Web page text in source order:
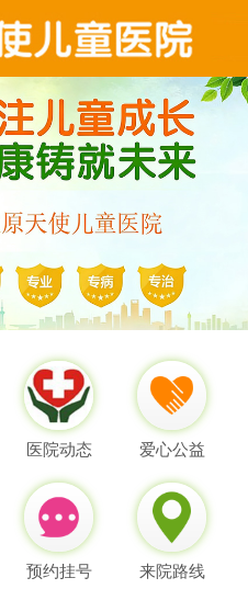
医院动态 爱心公益
预约挂号 来院路线